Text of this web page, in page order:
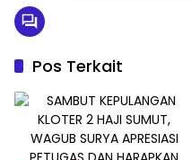
Pos Terkait